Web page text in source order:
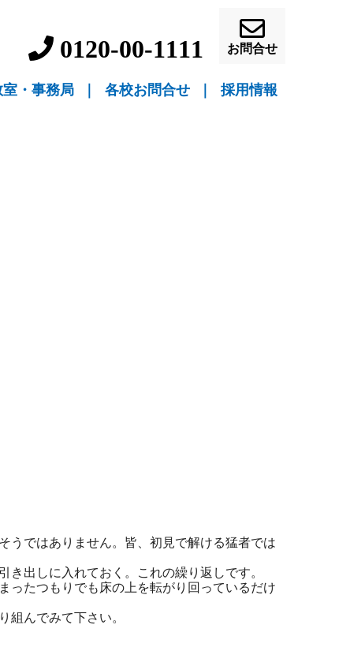
0120-00-1111 お問合せ
室・事務局
各校お問合せ
採用情報
ではありません。皆、初見で解ける猛者では
出しに入れておく。これの繰り返しです。
ったつもりでも床の上を転がり回っているだけ
んでみて下さい。